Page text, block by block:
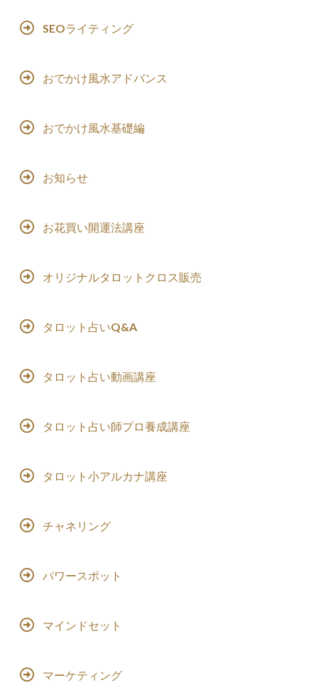
SEOライティング
おでかけ風水アドバンス
おでかけ風水基礎編
お知らせ
お花買い開運法講座
オリジナルタロットクロス販売
タロット占いQ&A
タロット占い動画講座
タロット占い師プロ養成講座
タロット小アルカナ講座
チャネリング
パワースポット
マインドセット
マーケティング